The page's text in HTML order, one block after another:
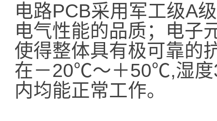
电路PCB采用军工级A
电气性能的品质；电子
使得整体具有极可靠的
在－20℃～＋50℃,湿度
内均能正常工作。